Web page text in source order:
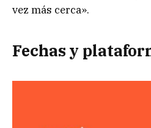
vez más cerca».
Fechas y